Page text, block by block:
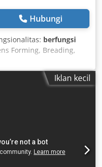
Hubungi
berfungsi
Forming, Breading,
/ Stork / Koppens Line
line for food products
equipment: 1. Meat bin
GEA Food
400 Machine
Iklan kecil